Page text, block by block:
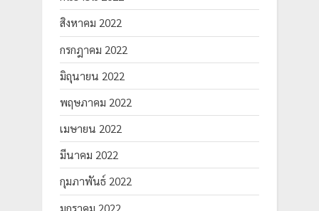
สิงหาคม 2022
กรกฎาคม 2022
มิถุนายน 2022
พฤษภาคม 2022
เมษายน 2022
มีนาคม 2022
กุมภาพันธ์ 2022
มกราคม 2022